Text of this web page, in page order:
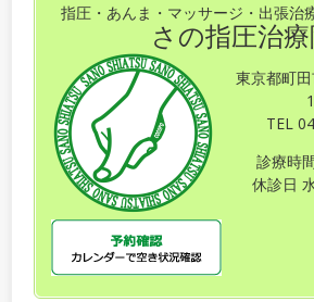
指圧・あんま・マッサージ・出張治
さの指圧治
東京都町
TEL
診療時
休診日